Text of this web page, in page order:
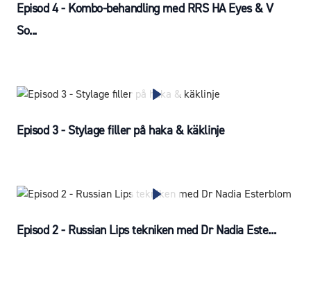
Episod 4 - Kombo-behandling med RRS HA Eyes & V
So...
Episod 3 - Stylage filler på haka & käklinje
Episod 2 - Russian Lips tekniken med Dr Nadia Este...